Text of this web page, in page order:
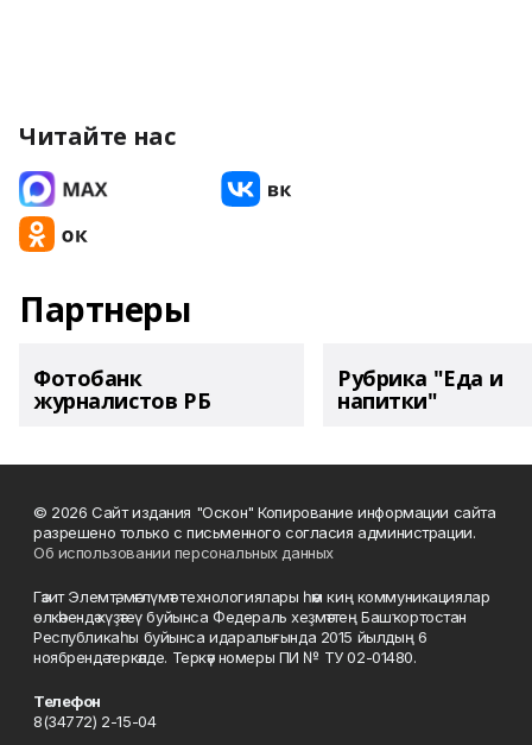
Читайте нас
Партнеры
Фотобанк
журналистов РБ
Рубрика "Еда и
напитки"
© 2026 Сайт издания "Оскон" Копирование информации сайта
разрешено только с письменного согласия администрации.
Об использовании персональных данных
Гәзит Элемтә, мәғлүмәт технологиялары һәм киң коммуникациялар
өлкәһендә күҙәтеү буйынса Федераль хеҙмәттең Башҡортостан
Республикаһы буйынса идаралығында 2015 йылдың 6
ноябрендә теркәлде. Теркәү номеры ПИ № ТУ 02-01480.
Телефон
8(34772) 2-15-04